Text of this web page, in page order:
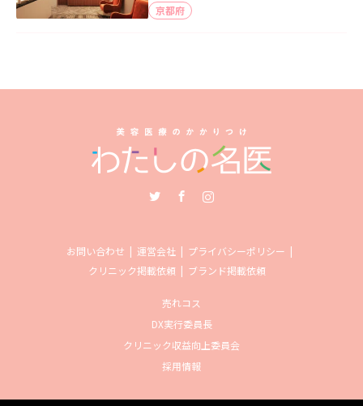
京都府
お問い合わせ 運営会社
プライバシーポリシー
クリニック掲載依頼
ブランド掲載依頼
売れコス
DX実行委員長
クリニック収益向上委員会
採用情報